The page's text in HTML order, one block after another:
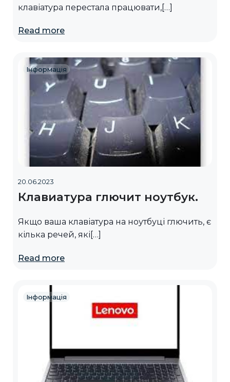
клавіатура перестала працювати,[…]
Read more
Інформація
20.06.2023
Клавиатура глючит ноутбук.
Якщо ваша клавіатура на ноутбуці глючить, є
кілька речей, які[…]
Read more
Інформація